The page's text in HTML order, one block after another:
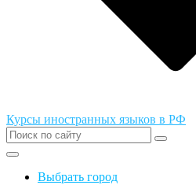
Курсы иностранных языков в РФ
Выбрать город